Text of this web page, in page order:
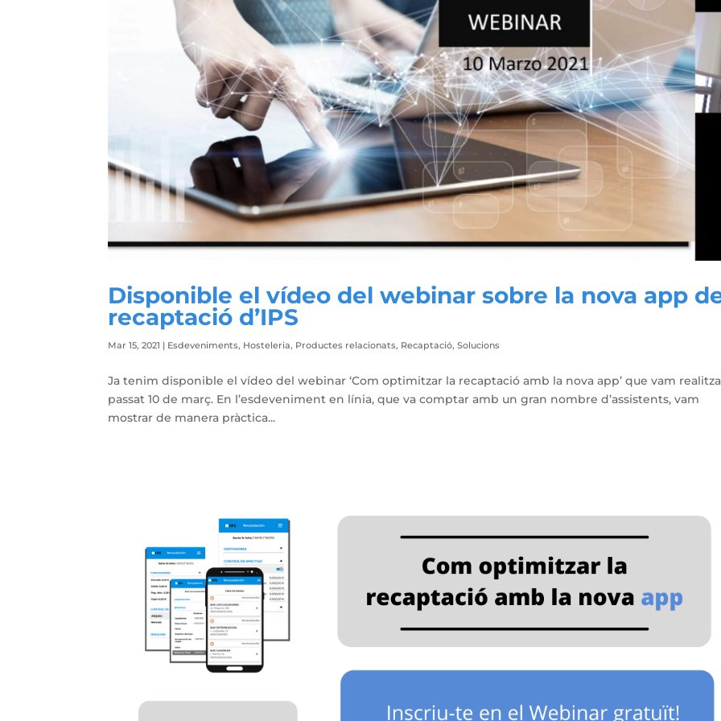
Disponible el vídeo del webinar sobre la nova app
recaptació d’IPS
Mar 15, 2021 | Esdeveniments, Hosteleria, Productes relacionats, Recaptació,Solucions
Ja tenim disponible el vídeo del webinar ‘Com optimitzar la recaptació amb la nova app’ que vam
passat 10 de març. En l’esdeveniment en línia, que va comptar amb un gran nombre d’assistents, vam
mostrar de manera pràctica...